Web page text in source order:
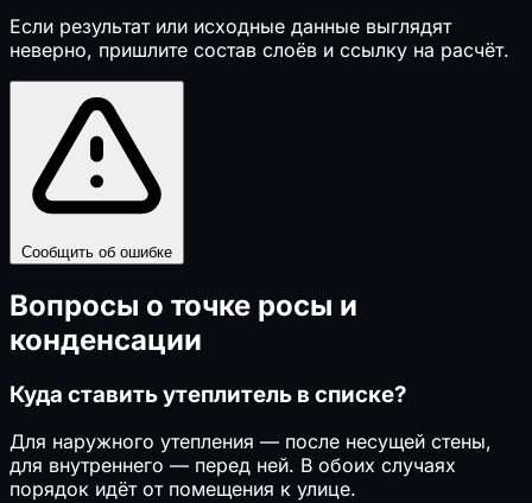
Если результат или исходные данные выглядят
неверно, пришлите состав слоёв и ссылку на расчёт.
Сообщить об ошибке
Вопросы о точке росы и
конденсации
Куда ставить утеплитель в списке?
Для наружного утепления — после несущей стены,
для внутреннего — перед ней. В обоих случаях
порядок идёт от помещения к улице.